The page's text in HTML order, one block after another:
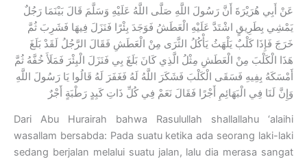
عَنْ أَبِي هُرَيْرَةَ أَنَّ رَسُولَ اللَّهِ صَلَّى اللَّهُ عَلَيْهِ وَسَلَّمَ قَالَ بَيْنَمَا رَجُلٌ
يَمْشِي بِطَرِيقٍ اشْتَدَّ عَلَيْهِ الْعَطَشُ فَوَجَدَ بِئْرًا فَنَزَلَ فِيهَا فَشَرِبَ ثُمَّ
خَرَجَ فَإِذَا كَلْبٌ يَلْهَثُ يَأْكُلُ الثَّرَى مِنْ الْعَطَشِ فَقَالَ الرَّجُلُ لَقَدْ بَلَغَ
هَذَا الْكَلْبَ مِنْ الْعَطَشِ مِثْلُ الَّذِي كَانَ بَلَغَ بِي فَنَزَلَ الْبِئْرَ فَمَلَأَ خُفَّهُ ثُمَّ
أَمْسَكَهُ بِفِيهِ فَسَقَى الْكَلْبَ فَشَكَرَ اللَّهُ لَهُ فَغَفَرَ لَهُ قَالُوا يَا رَسُولَ اللَّهِ
وَإِنَّ لَنَا فِي الْبَهَائِمِ أَجْرًا فَقَالَ نَعَمْ فِي كُلِّ ذَاتِ كَبِدٍ رَطْبَةٍ أَجْرٌ
Dari Abu Hurairah bahwa Rasulullah shallallahu ‘alaihi
wasallam bersabda: Pada suatu ketika ada seorang laki-laki
sedang berjalan melalui suatu jalan, lalu dia merasa sangat